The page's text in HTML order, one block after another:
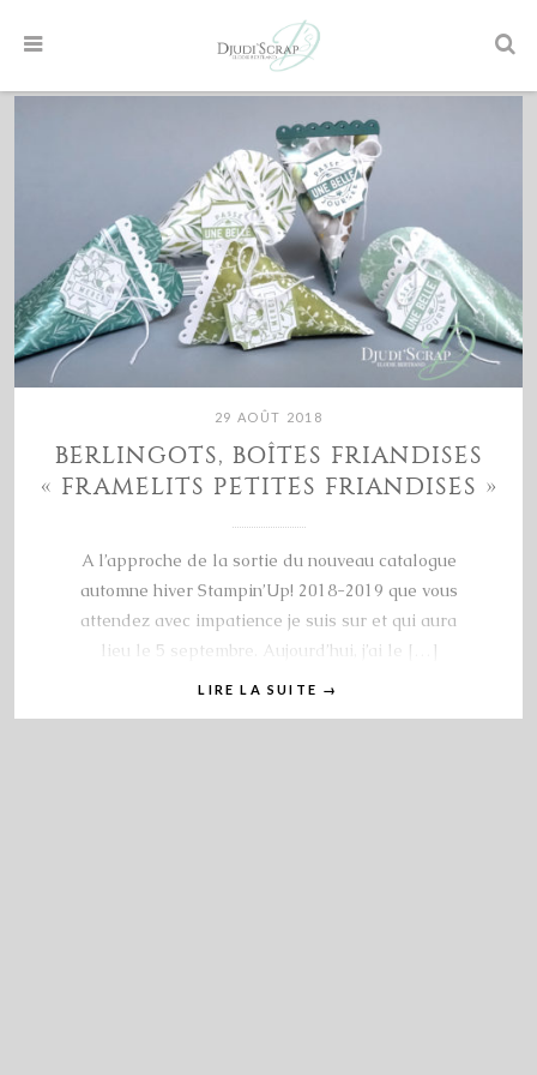
29 AOÛT 2018
BERLINGOTS, BOÎTES FRIANDISES
« FRAMELITS PETITES FRIANDISES »
A l’approche de la sortie du nouveau catalogue
automne hiver Stampin’Up! 2018-2019 que vous
attendez avec impatience je suis sur et qui aura
lieu le 5 septembre. Aujourd’hui, j’ai le […]
LIRE LA SUITE →